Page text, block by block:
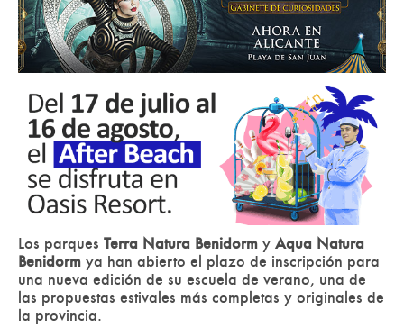
Los parques Terra Natura Benidorm y Aqua Natura
Benidorm ya han abierto el plazo de inscripción para
una nueva edición de su escuela de verano, una de
las propuestas estivales más completas y originales de
la provincia.